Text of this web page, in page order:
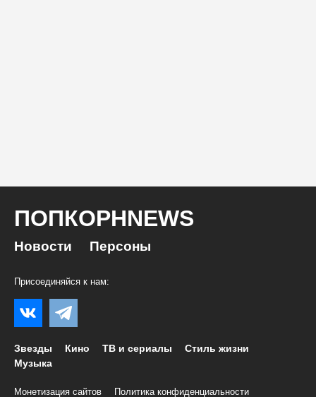
ПОПКОРНNEWS
Новости Персоны
Присоединяйся к нам:
Звезды Кино ТВ и сериалы
Стиль жизни
Музыка
Монетизация сайтов Политика конфиденциальности